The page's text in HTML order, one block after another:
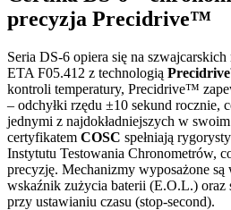
precyzja Precidrive™
Seria DS-6 opiera się na
ETA F05.412 z technologią
kontroli temperatury, Precidrive™
– odchyłki rzędu ±10 sekund rocznie,
jednymi z najdokładniejszych w
certyfikatem COSC spełniają
Instytutu Testowania Chronometrów,
precyzję. Mechanizmy wyposażone
wskaźnik zużycia baterii (E.O.L.)
przy ustawianiu czasu (stop-second).